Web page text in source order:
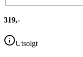
319,-
Utsolgt